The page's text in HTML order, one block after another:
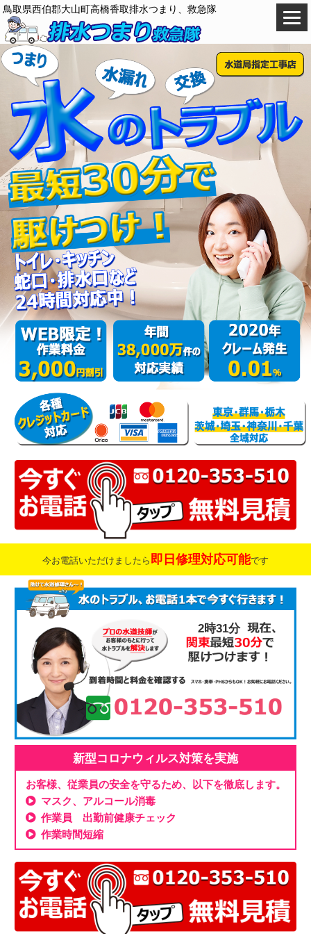
鳥取県西伯郡大山町高橋香取排水つまり、救急隊
今お電話いただけましたら 即日修理対応可能です
2時31分
新型コロナウィルス対策を実施
お客様、従業員の安全を守るため、以下を徹底します。
マスク、アルコール消毒
作業員 出勤前健康チェック
作業時間短縮